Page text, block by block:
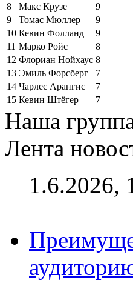
8
Макс Крузе
9
9
Томас Мюллер
9
10 Кевин Фолланд
9
11 Марко Ройс
8
12 Флориан Нойхаус 8
13 Эмиль Форсберг
7
14 Чарлес Арангис
7
15 Кевин Штёгер 7
Наша
Лента
1.6.2026,